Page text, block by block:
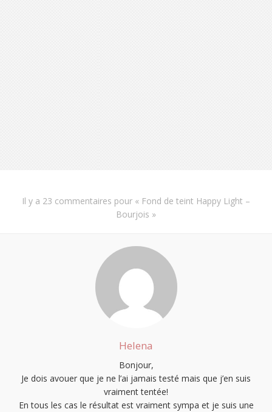
Il y a 23 commentaires pour « Fond de teint Happy Light –
Bourjois »
Helena
Bonjour,
Je dois avouer que je ne l’ai jamais testé mais que j’en suis
vraiment tentée!
En tous les cas le résultat est vraiment sympa et je suis une